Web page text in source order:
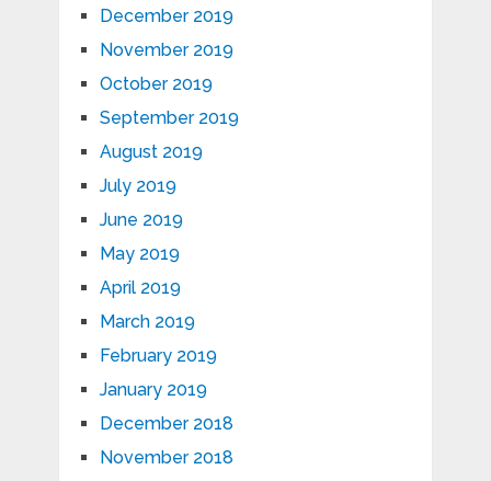
December 2019
November 2019
October 2019
September 2019
August 2019
July 2019
June 2019
May 2019
April 2019
March 2019
February 2019
January 2019
December 2018
November 2018